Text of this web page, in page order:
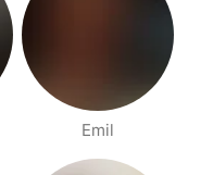
Emil